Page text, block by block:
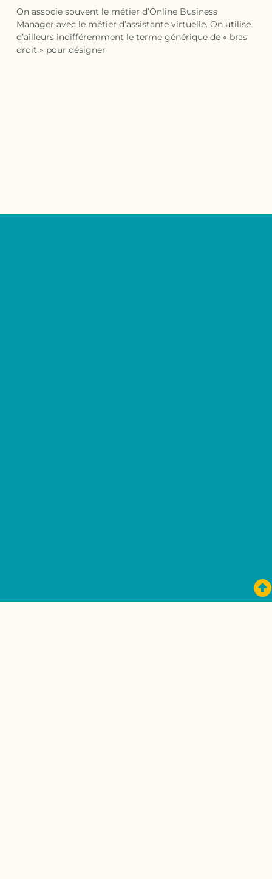
On associe souvent le métier d’Online Business
Manager avec le métier d’assistante virtuelle. On utilise
d’ailleurs indifféremment le terme générique de « bras
droit » pour désigner